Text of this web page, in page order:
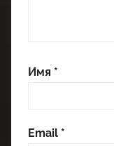
Имя *
Email *